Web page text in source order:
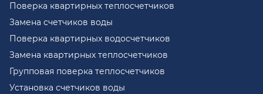
Поверка квартирных теплосчетчиков
Замена счетчиков воды
Поверка квартирных водосчетчиков
Замена квартирных теплосчетчиков
Групповая поверка теплосчетчиков
Установка счетчиков воды